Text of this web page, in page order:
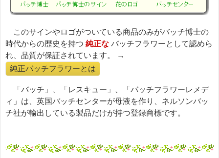
このサインやロゴがついている商品のみがバッチ博士の
時代からの歴史を持つ 純正な バッチフラワーとして認めら
れ、品質が保証されています。 →
純正バッチフラワーとは
「バッチ」、「レスキュー」、「バッチフラワーレメデ
ィ」は、英国バッチセンターが母液を作り、ネルソンバッ
チ社が輸出している製品だけが持つ登録商標です。